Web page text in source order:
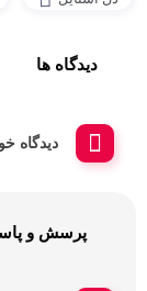
دیدگاه ها
دیدگاه
پرسش و